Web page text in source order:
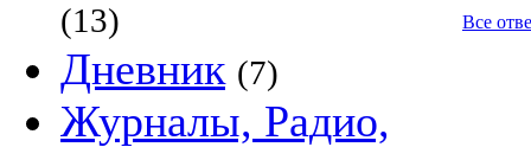
(13)
Дневник (7)
Журналы, Радио,
Все